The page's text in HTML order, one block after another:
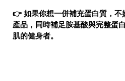
👉 如果你想一併補充蛋白質，不
產品，同時補足胺基酸與完整蛋
肌的健身者。